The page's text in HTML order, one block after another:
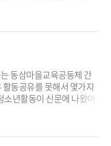
도 청소년들의 마을활동을
들의 열정이 눈부신 활동
우리마을 보배들 바라만 봐
동삼마을교육공동체 간
동공유를 못해서 몇가지
소년활동이 신문에 나왔어
주시고.... 너무 바빠서 이
를 지키는 사람들] ...